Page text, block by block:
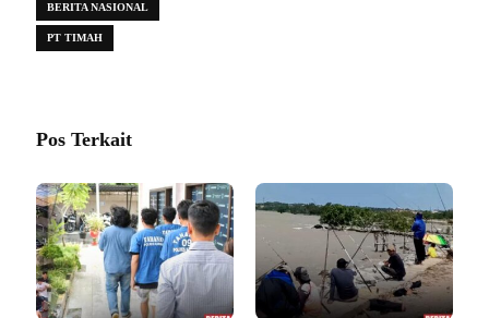
BERITA NASIONAL
PT TIMAH
Pos Terkait